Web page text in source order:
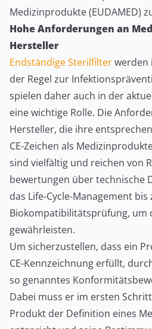
Medizinprodukte (EUDAMED)
Hohe Anforderungen an
Hersteller
Endständige Sterilfilterwerden
der Regel zur
spielen daher auch in der
eine wichtige Rolle. Die
Hersteller, die ihre
CE-Zeichen als
sind vielfältig und reichen von
bewertungen über technische
das Life-Cycle-Management bis
Biokompatibilitätsprüfung, um
gewährleisten.
Um sicherzustellen, dass ein
CE-Kennzeichnung erfüllt,
so genanntes
Dabei muss er im ersten
Produkt der Definition eines